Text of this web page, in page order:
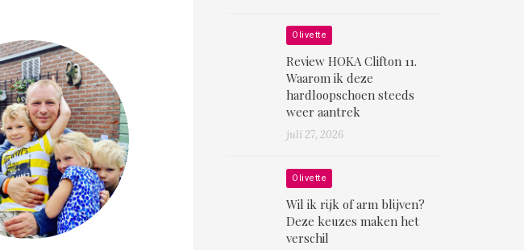
Olivette
Review HOKA Clifton 11.
Waarom ik deze
hardloopschoen steeds
weer aantrek
juli 27, 2026
Olivette
Wil ik rijk of arm blijven?
Deze keuzes maken het
verschil